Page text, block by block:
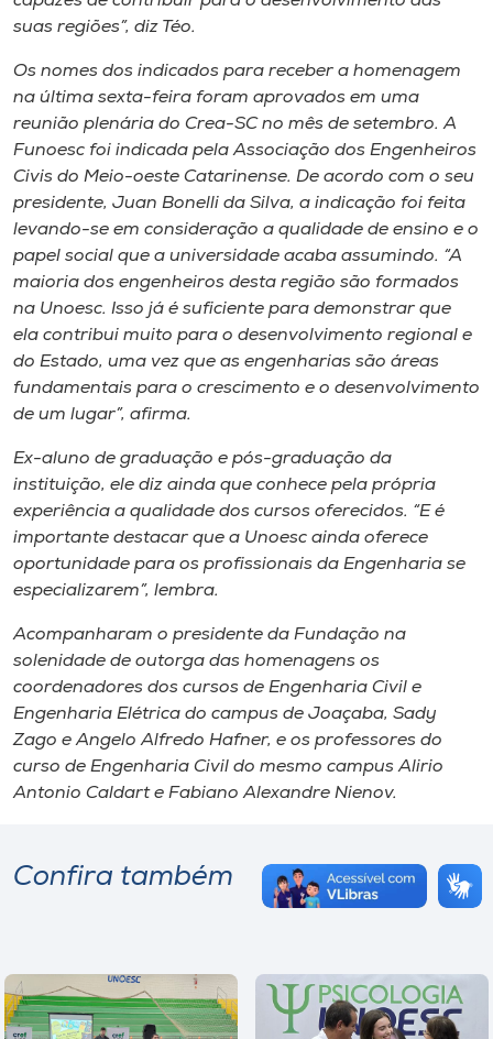
suas regiões”, diz Téo.
Os nomes dos indicados para receber a homenagem
na última sexta-feira foram aprovados em uma
reunião plenária do Crea-SC no mês de setembro. A
Funoesc foi indicada pela Associação dos Engenheiros
Civis do Meio-oeste Catarinense. De acordo com o seu
presidente, Juan Bonelli da Silva, a indicação foi feita
levando-se em consideração a qualidade de ensino e o
papel social que a universidade acaba assumindo. “A
maioria dos engenheiros desta região são formados
na Unoesc. Isso já é suficiente para demonstrar que
ela contribui muito para o desenvolvimento regional e
do Estado, uma vez que as engenharias são áreas
fundamentais para o crescimento e o desenvolvimento
de um lugar”, afirma.
Ex-aluno de graduação e pós-graduação da
instituição, ele diz ainda que conhece pela própria
experiência a qualidade dos cursos oferecidos. “E é
importante destacar que a Unoesc ainda oferece
oportunidade para os profissionais da Engenharia se
especializarem”, lembra.
Acompanharam o presidente da Fundação na
solenidade de outorga das homenagens os
coordenadores dos cursos de Engenharia Civil e
Engenharia Elétrica do campus de Joaçaba, Sady
Zago e Angelo Alfredo Hafner, e os professores do
curso de Engenharia Civil do mesmo campusAlirio
Antonio Caldart e Fabiano Alexandre Nienov.
Confira também